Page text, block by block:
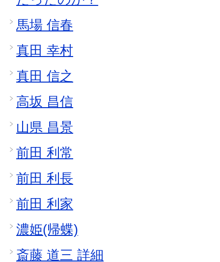
馬場 信春
真田 幸村
真田 信之
高坂 昌信
山県 昌景
前田 利常
前田 利長
前田 利家
濃姫(帰蝶)
斎藤 道三 詳細